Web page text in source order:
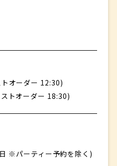
オーダー 12:30)
トオーダー 18:30)
※パーティー予約を除く)